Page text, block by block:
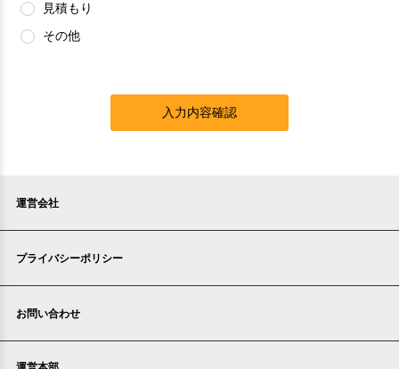
見積もり
その他
入力内容確認
運営会社
プライバシーポリシー
お問い合わせ